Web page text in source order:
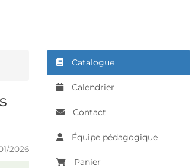
2026
Catalogue
Calendrier
Contact
Équipe pédagogique
Panier